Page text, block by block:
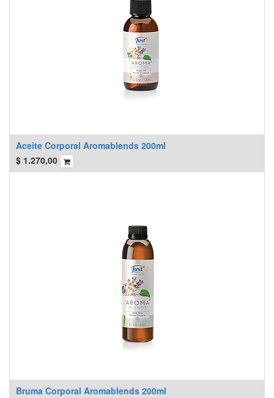
Aceite Corporal Aromablends 200ml
$ 1.270,00
Bruma Corporal Aromablends 200ml